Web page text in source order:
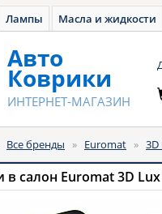
Лампы Масла и жидкости
Авто
Коврики
ИНТЕРНЕТ-МАГАЗИН
Все бренды » Euromat » 3D
в салон Euromat 3D Lux